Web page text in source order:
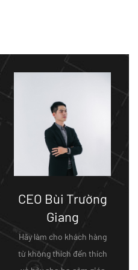
CEO Bùi Trường
Giang
Hãy làm cho khách hàng
từ không thích đến thích